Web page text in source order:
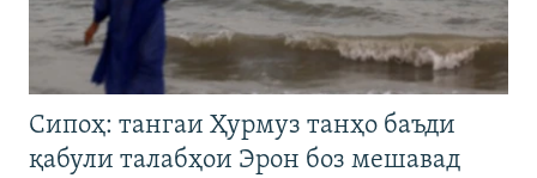
Сипоҳ: тангаи Ҳурмуз танҳо баъди
қабули талабҳои Эрон боз мешавад